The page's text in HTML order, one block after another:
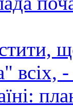
всіх,